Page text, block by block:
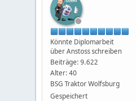
Könnte Diplomarbeit
über Anstoss schreiben
Beiträge: 9.622
Alter: 40
BSG Traktor Wolfsburg
Gespeichert